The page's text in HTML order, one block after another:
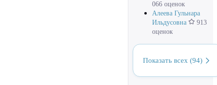
066 оценок
Алеева Гульнара
Ильдусовна
913
оценок
Показать всех (94)